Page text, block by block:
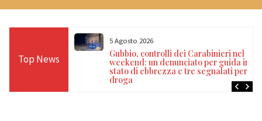
Top News
dispositivi di
cautelari e
5 Agosto 2026
Gubbio, controlli dei Carabinieri nel
weekend: un denunciato per guida in
stato di ebbrezza e tre segnalati per
droga